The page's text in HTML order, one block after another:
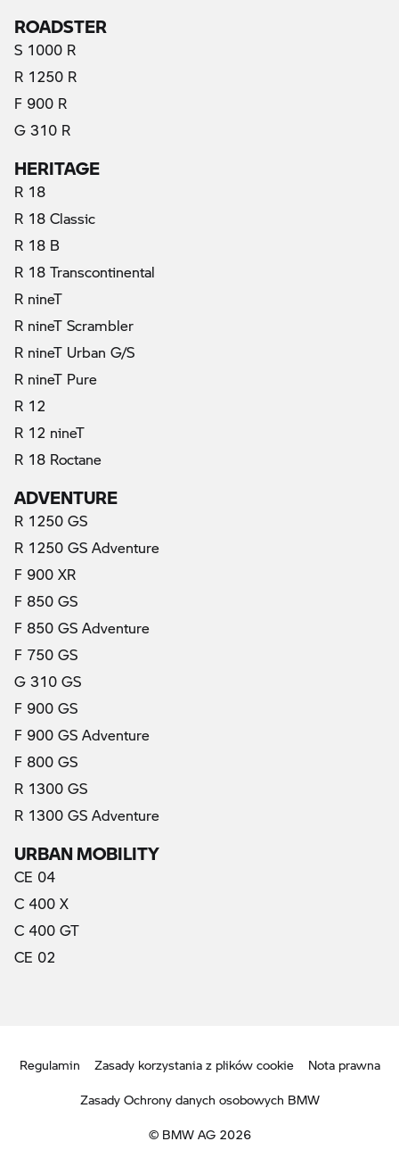
ROADSTER
S 1000 R
R 1250 R
F 900 R
G 310 R
HERITAGE
R 18
R 18 Classic
R 18 B
R 18 Transcontinental
R nineT
R nineT Scrambler
R nineT Urban G/S
R nineT Pure
R 12
R 12 nineT
R 18 Roctane
ADVENTURE
R 1250 GS
R 1250 GS Adventure
F 900 XR
F 850 GS
F 850 GS Adventure
F 750 GS
G 310 GS
F 900 GS
F 900 GS Adventure
F 800 GS
R 1300 GS
R 1300 GS Adventure
URBAN MOBILITY
CE 04
C 400 X
C 400 GT
CE 02
Regulamin Zasady korzystania z plików cookie
Nota prawna
Zasady Ochrony danych osobowych BMW
© BMW AG 2026